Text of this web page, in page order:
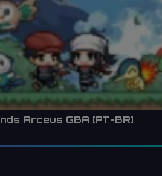
Arceus GBA [PT-BR]